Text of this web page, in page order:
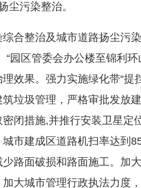
污染整治。
整治及城市道路扬尘污染
“园区管委会办公楼至锦利
效果。强力实施绿化带“
垃圾管理，严格审批发放
闭措施,并推行安装卫星
市建成区道路机扫率达到
路面破损和路面施工。加
大城市管理行政执法力度